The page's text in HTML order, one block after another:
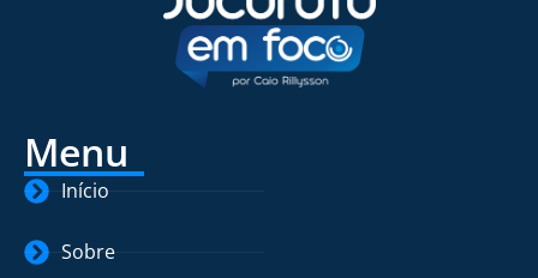
Menu
Início
Sobre